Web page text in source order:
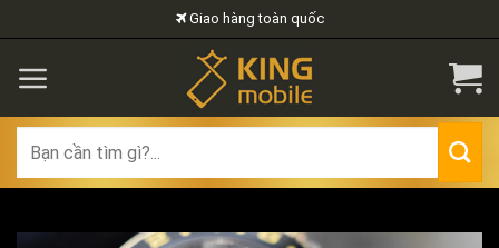
to
content
Giao hàng toàn quốc
for: